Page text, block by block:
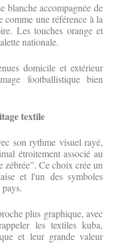
blanche accompagnée de
une référence à la
Les touches orange et
nationale.
domicile et extérieur
footballistique bien
textile
son rythme visuel rayé,
étroitement associé au
zébrée”. Ce choix crée un
et l'un des symboles
plus graphique, avec
les textiles kuba,
et leur grande valeur